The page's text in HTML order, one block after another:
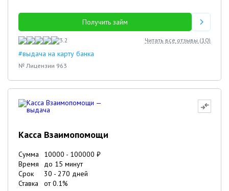
Получить займ
3.2 Читать все отзывы (10)
#выдача на карту банка
№ Лицензии 963
Касса Взаимопомощи
Сумма 10000 - 100000 ₽
Время
до 15 минут
Срок
30 - 270 дней
Ставка
от0.1%